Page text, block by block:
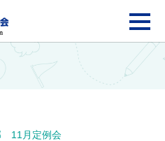
FAJ：特定非営利活動
11月定例会